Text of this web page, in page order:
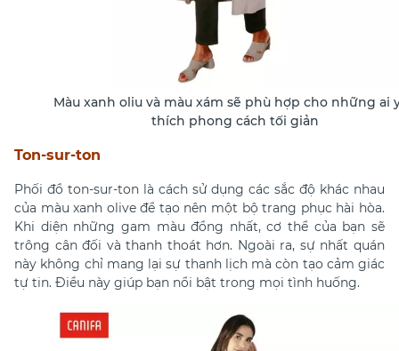
Màu xanh oliu và màu xám sẽ phù hợp cho những ai
thích phong cách tối giản
Ton-sur-ton
Phối đồ ton-sur-ton là cách sử dụng các sắc độ khác nhau
của màu xanh olive để tạo nên một bộ trang phục hài hòa.
Khi diện những gam màu đồng nhất, cơ thể của bạn sẽ
trông cân đối và thanh thoát hơn. Ngoài ra, sự nhất quán
này không chỉ mang lại sự thanh lịch mà còn tạo cảm giác
tự tin. Điều này giúp bạn nổi bật trong mọi tình huống.